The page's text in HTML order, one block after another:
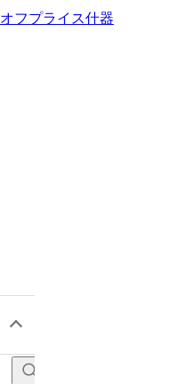
オフプライス什器